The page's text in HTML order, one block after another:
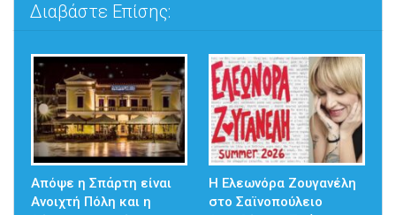
Διαβάστε Επίσης:
Απόψε η Σπάρτη είναι
Ανοιχτή Πόλη και η
Η Ελεωνόρα Ζουγανέλη
στο Σαϊνοπούλειο